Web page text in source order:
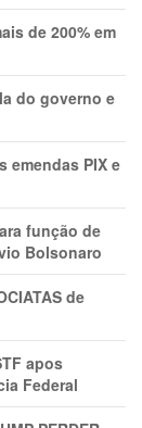
de 200% em
do governo e
emendas PIX e
função de
Bolsonaro
de
apos
Federal